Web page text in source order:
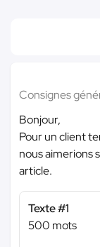
Consignes
Bonjour,
Pour un client
nous aimerions
article.
Texte #1
500 mots